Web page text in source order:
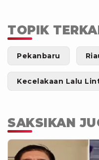
TOPIK
Pekanbaru
Kecelakaan Lalu
SAKSIKAN